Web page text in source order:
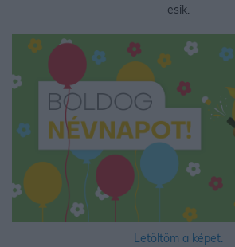
esik.
Letöltöm a képet.